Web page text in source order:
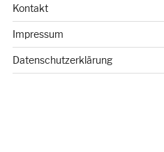
Kontakt
Impressum
Datenschutzerklärung